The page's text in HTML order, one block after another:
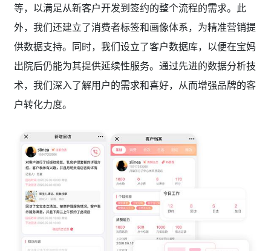
等，以满足从新客户开发到签约的整个流程的需求。此
外，我们还建立了消费者标签和画像体系，为精准营销提
供数据支持。同时，我们设立了客户数据库，以便在宝妈
出院后仍能为其提供延续性服务。通过先进的数据分析技
术，我们深入了解用户的需求和喜好，从而增强品牌的客
户转化力度。